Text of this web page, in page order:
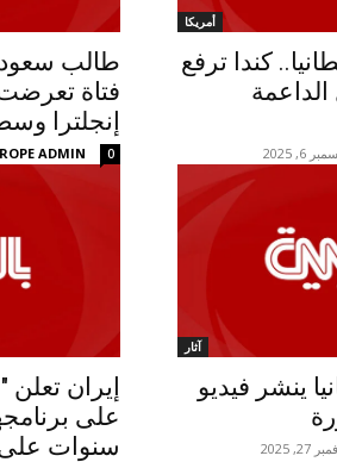
أمريكا
كندا ترفع
6, 2025
طالب
فتاة
إنجلترا
ADMIN 0
آثار
ينشر فيديو
27, 2025
إيران تعلن
سنوات